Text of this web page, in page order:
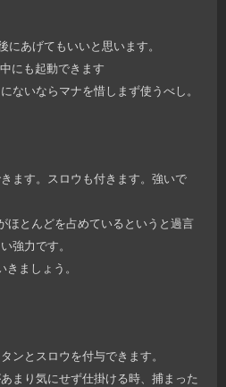
あげてもいいと思います。
にも起動できます
ないならマナを惜しまず使うべし。
ます。スロウも付きます。強いで
ほとんどを占めているというと過言
強力です。
ましょう。
ンとスロウを付与できます。
まり気にせず仕掛ける時、捕まった